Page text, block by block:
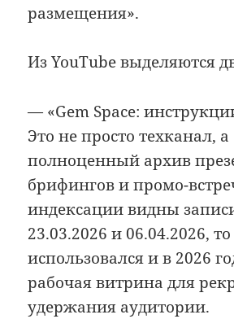
размещения».
Из YouTube выделяются
— «Gem Space:
Это не просто техканал, а
полноценный архив
брифингов и промо-
индексации видны
23.03.2026 и 06.04.2026,
использовался и в 2026
рабочая витрина для
удержания аудитории.